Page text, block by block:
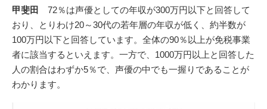
甲斐田
72％は声優としての年収が300万円以下と回答して
おり、とりわけ20～30代の若年層の年収が低く、約半数が
100万円以下と回答しています。全体の90％以上が免税事業
者に該当するといえます。一方で、1000万円以上と回答した
人の割合はわずか5％で、声優の中でも一握りであることが
わかります。